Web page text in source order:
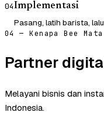
04Implementasi
Pasang, latih barista,
04 — Kenapa Bee Mata
Partner
Melayani bisnis dan
Indonesia.